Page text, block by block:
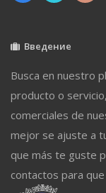
Введение
Busca en nuestro
producto o
comerciales de
mejor se ajuste a
que más te guste
contactos para